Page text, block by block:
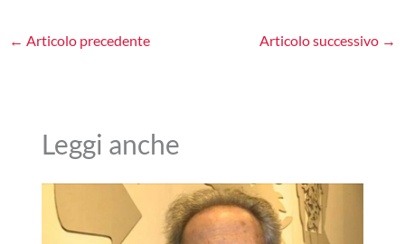
← Articolo precedente Articolo successivo →
Leggi anche